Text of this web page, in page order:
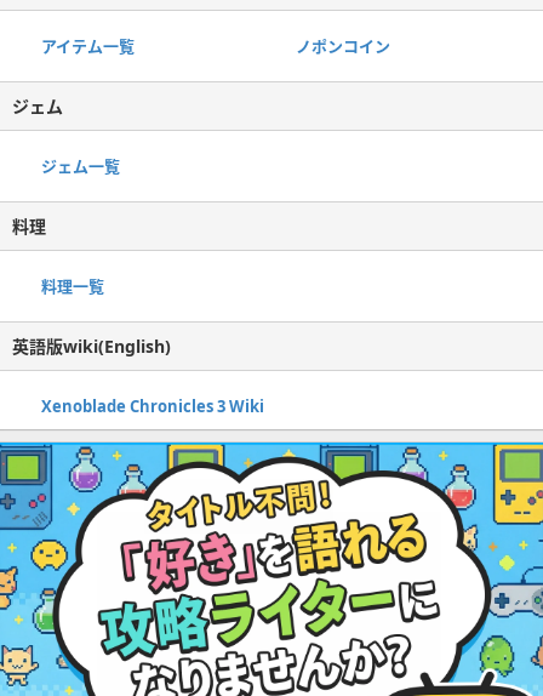
アイテム一覧 ノポンコイン
ジェム
ジェム一覧
料理
料理一覧
英語版wiki(English)
Xenoblade Chronicles 3 Wiki